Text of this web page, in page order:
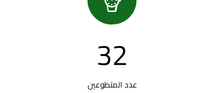
32
عدد المتطوعين